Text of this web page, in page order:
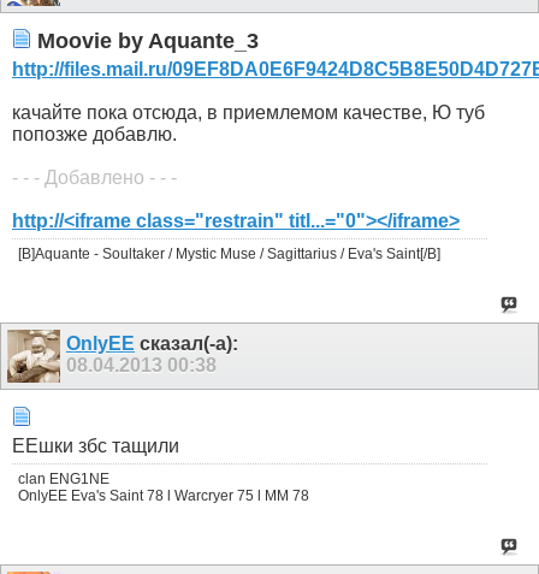
Moovie by Aquante_3
http://files.mail.ru/
качайте пока отсюда, в приемлемом качестве, Ю туб
попозже добавлю.
- - - Добавлено - - -
http://<iframe class="restrain" titl...="0"></iframe>
[B]Aquante - Soultaker / Mystic Muse / Sagittarius / Eva's Saint[/B]
OnlyEE сказал(-а):
08.04.2013 00:38
ЕЕшки збс тащили
clan ENG1NE
OnlyEE Eva's Saint 78 l Warcryer 75 l MM 78